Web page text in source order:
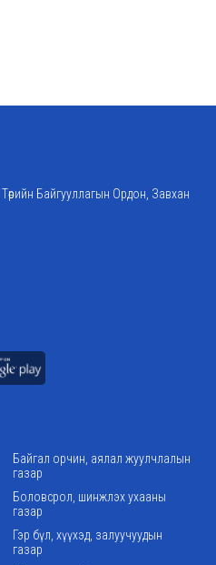
Байгууллагын Ордон, Завхан
Байгал орчин, аялал жуулчлалын
газар
Боловсрол, шинжлэх ухааны
газар
Гэр бүл, хүүхэд, залуучуудын
газар